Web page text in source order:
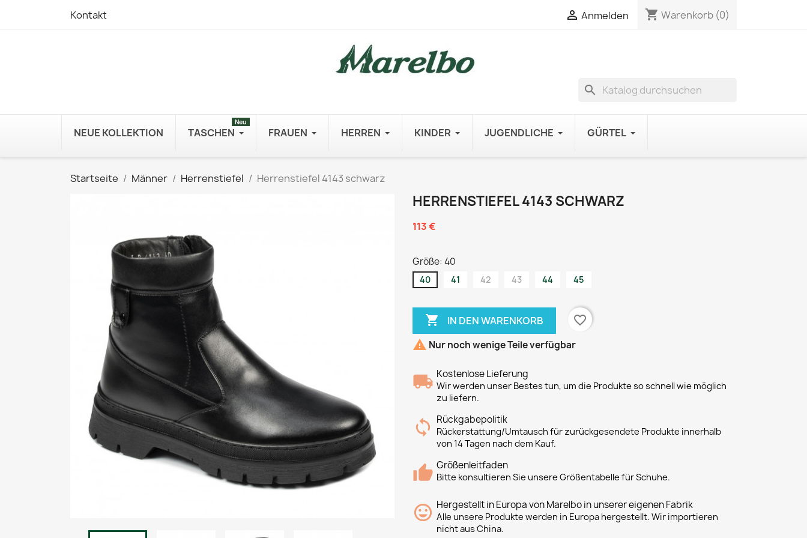
Kontakt  Anmelden shopping_cart Warenkorb (0)
search
NEUE KOLLEKTION TASCHEN
Neu
FRAUEN HERREN KINDER JUGENDLICHE GÜRTEL
Startseite Männer Herrenstiefel Herrenstiefel 4143 schwarz
HERRENSTIEFEL 4143 SCHWARZ
113 €
Größe: 40
40 41 42 43 44 45
 IN DEN WARENKORB
favorite_border
 Nur noch wenige Teile verfügbar
Kostenlose Lieferung
Wir werden unser Bestes tun, um die Produkte so schnell wie möglich
zu liefern.
Rückgabepolitik
Rückerstattung/Umtausch für zurückgesendete Produkte innerhalb
von 14 Tagen nach dem Kauf.
Größenleitfaden
Bitte konsultieren Sie unsere Größentabelle für Schuhe.
Hergestellt in Europa von Marelbo in unserer eigenen Fabrik
Alle unsere Produkte werden in Europa hergestellt. Wir importieren
nicht aus China.